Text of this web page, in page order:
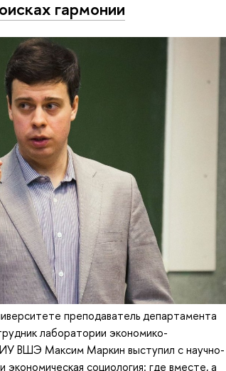
гармонии
преподаватель департамента
лаборатории экономико-
ВШЭ Максим Маркин выступил с научно-
социология: где вместе, а